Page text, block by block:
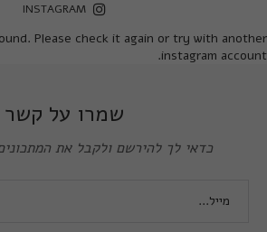
INSTAGRAM
Please check it again or try with another
instagram account.
שמרו על קשר
כדאי לך להירשם ולקבל את